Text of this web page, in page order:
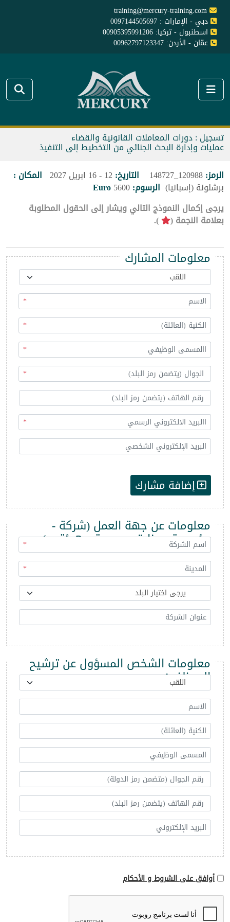
training@mercury-training.com
دبي - الإمارات : 0097144505697
اسطنبول - تركيا: 00905395991206
عمّان - الأردن: 00962797123347
تسجيل : دورات المعاملات القانونية والقضاء
عمليات وإدارة البحث الجنائي من التخطيط إلى التنفيذ
الرمز:
التاريخ: المكان :
برشلونة (إسبانيا) الرسوم:5600
Euro
يرجى إكمال النموذج التالي ويشار إلى الحقول المطلوبة
بعلامة النجمة ( ).
معلومات المشارك
*
*
*
*
*
إضافة مشارك
معلومات عن جهة العمل (شركة -
مؤسسة - وزارة - مديرية - هيئة ...)
*
*
معلومات الشخص المسؤول عن ترشيح
الموظفين
أوافق على الشروط و الأحكام